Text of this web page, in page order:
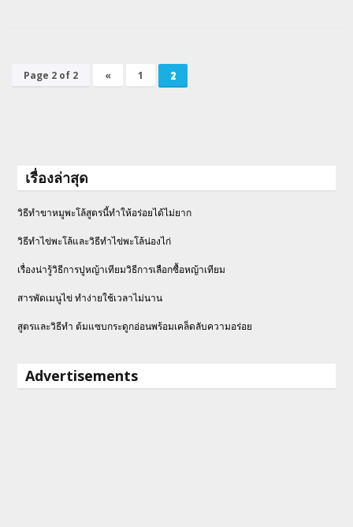
Page 2 of 2 « 1 2
เรื่องล่าสุด
วิธีทำขาหมูพะโล้สูตรนี้ทำให้อร่อยได้ไม่ยาก
วิธีทําไข่พะโล้และวิธีทำไข่พะโล้น่องไก่
เรื่องน่ารู้วิธีการปูหญ้าเทียมวิธีการเลือกซื้อหญ้าเทียม
สารพัดเมนูไข่ ทำง่ายใช้เวลาไม่นาน
สูตรและวิธีทำ ต้มแซบกระดูกอ่อนพร้อมเคล็ดลับความอร่อย
Advertisements